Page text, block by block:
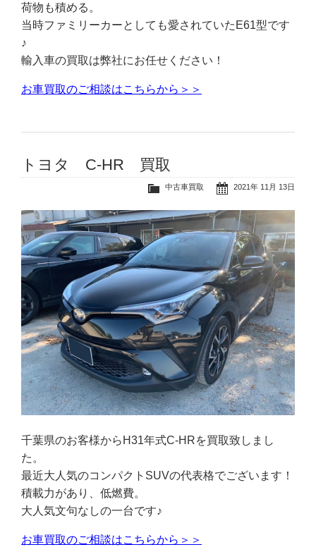
荷物も積める。
当時ファミリーカーとしても愛されていたE61型です
♪
輸入車の買取は弊社にお任せください！
お車買取のご相談はこちらから＞＞
トヨタ C-HR 買取
2021年 11月 13日
中古車買取
千葉県のお客様からH31年式C-HRを買取致しまし
た。
最近大人気のコンパクトSUVの代表格でございます！
積載力があり、低燃費。
大人気文句なしの一台です♪
お車買取のご相談はこちらから＞＞